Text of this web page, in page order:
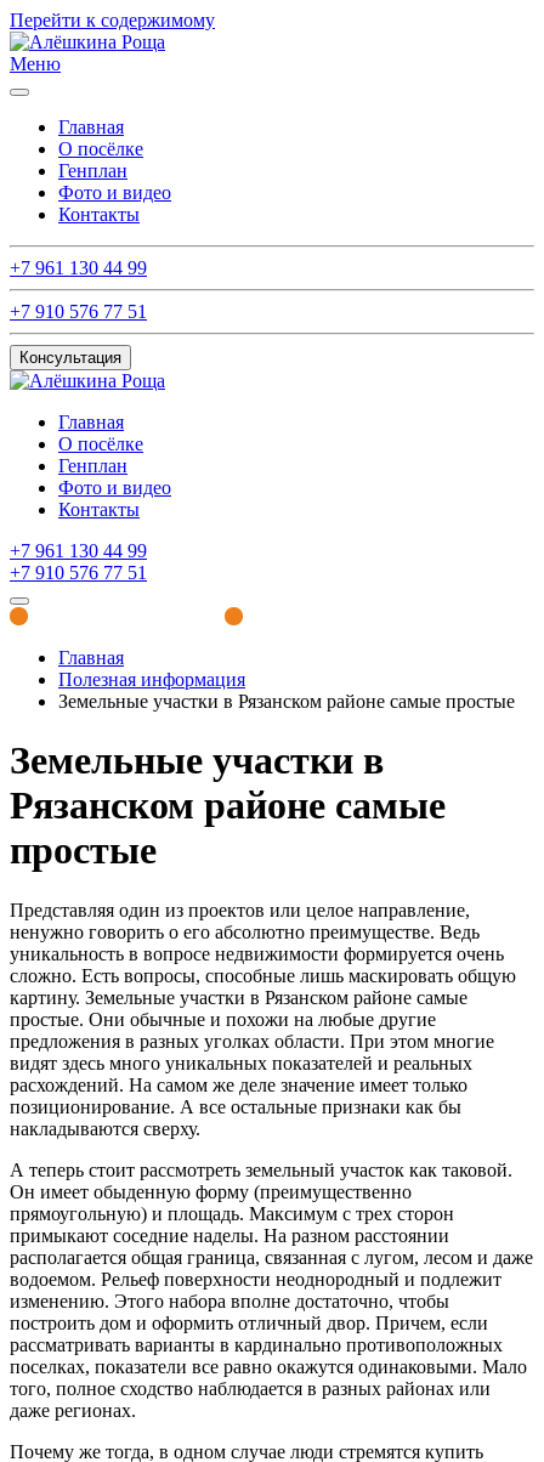
Перейти к содержимому
Меню
Главная
О посёлке
Генплан
Фото и видео
Контакты
+7 961 130 44 99
+7 910 576 77 51
Консультация
Главная
О посёлке
Генплан
Фото и видео
Контакты
+7 961 130 44 99
+7 910 576 77 51
Главная
Полезная информация
Земельные участки в Рязанском районе самые простые
Земельные участки в
Рязанском районе самые
простые
Представляя один из проектов или целое направление,
ненужно говорить о его абсолютно преимуществе. Ведь
уникальность в вопросе недвижимости формируется очень
сложно. Есть вопросы, способные лишь маскировать общую
картину. Земельные участки в Рязанском районе самые
простые. Они обычные и похожи на любые другие
предложения в разных уголках области. При этом многие
видят здесь много уникальных показателей и реальных
расхождений. На самом же деле значение имеет только
позиционирование. А все остальные признаки как бы
накладываются сверху.
А теперь стоит рассмотреть земельный участок как таковой.
Он имеет обыденную форму (преимущественно
прямоугольную) и площадь. Максимум с трех сторон
примыкают соседние наделы. На разном расстоянии
располагается общая граница, связанная с лугом, лесом и даже
водоемом. Рельеф поверхности неоднородный и подлежит
изменению. Этого набора вполне достаточно, чтобы
построить дом и оформить отличный двор. Причем, если
рассматривать варианты в кардинально противоположных
поселках, показатели все равно окажутся одинаковыми. Мало
того, полное сходство наблюдается в разных районах или
даже регионах.
Почему же тогда, в одном случае люди стремятся купить